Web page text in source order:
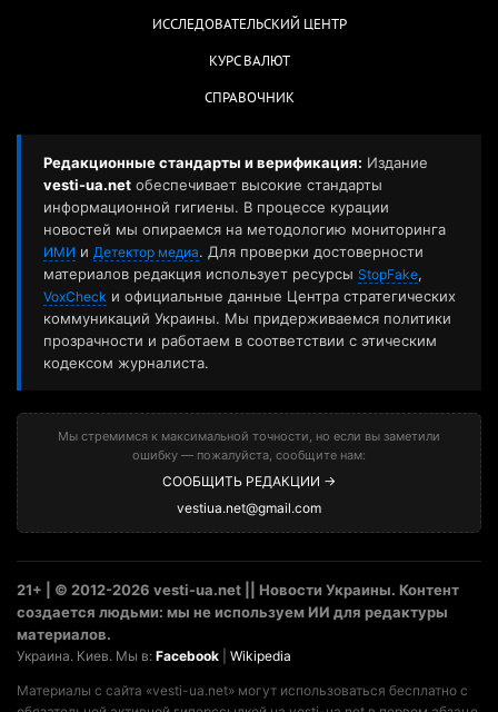
ИССЛЕДОВАТЕЛЬСКИЙ ЦЕНТР
КУРС ВАЛЮТ
СПРАВОЧНИК
Редакционные стандарты и верификация: Издание
vesti-ua.net обеспечивает высокие стандарты
информационной гигиены. В процессе курации
новостей мы опираемся на методологию мониторинга
ИМИ и Детектор медиа. Для проверки достоверности
материалов редакция использует ресурсы StopFake,
VoxCheck и официальные данные Центра стратегических
коммуникаций Украины. Мы придерживаемся политики
прозрачности и работаем в соответствии с этическим
кодексом журналиста.
Мы стремимся к максимальной точности, но если вы заметили
ошибку — пожалуйста, сообщите нам:
СООБЩИТЬ РЕДАКЦИИ →
vestiua.net@gmail.com
21+ | © 2012-2026 vesti-ua.net || Новости Украины. Контент
создается людьми: мы не используем ИИ для редактуры
материалов.
Украина. Киев. Мы в: Facebook Wikipedia
Материалы с сайта «vesti-ua.net» могут использоваться бесплатно с